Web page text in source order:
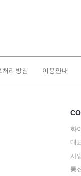
처리방침 이용안내
화
대
사
통